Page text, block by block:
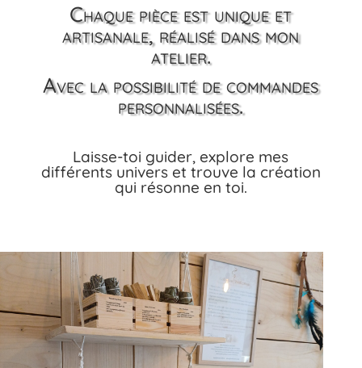
Chaque pièce est unique et
artisanale, réalisé dans mon
atelier.
Avec la possibilité de commandes
personnalisées.
Laisse-toi guider, explore mes
différents univers et trouve la création
qui résonne en toi.